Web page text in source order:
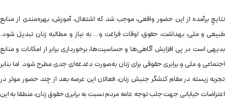
نتایجِ برآمده از این حضور واقعی، موجب شد که اشتغال، آموزش، بهره‌مندی از منابع
طبیعی و ملی، بهداشت، حقوق، اوقات فراغت و… به نیاز و مطالبه زنان تبدیل شود.
بدیهی است در پی افزایش آگاهی‌ها و حساسیت‌ها، برخورداری برابر از امکانات و منابع
اجتماعی و ملی و برابری حقوقی برای زنان به‌صورت دغدغه‌ای جدی مطرح شود. اما بنابر
تجربه زیسته در مقام کنشگر جنبش زنان، فعالان این عرصه بعد از چند حضور موثر در
اعتراضات خیابانی جهت جلب توجه عامه مردم نسبت به برابری حقوق زنان، منطقا به این